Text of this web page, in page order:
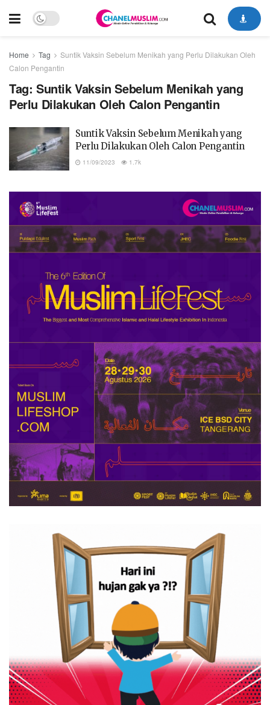
Home Tag
Suntik Vaksin Sebelum Menikah yang Perlu Dilakukan Oleh
Calon Pengantin
Tag: Suntik Vaksin Sebelum Menikah yang
Perlu Dilakukan Oleh Calon Pengantin
Suntik Vaksin Sebelum Menikah yang
Perlu Dilakukan Oleh Calon Pengantin
11/09/2023 1.7k